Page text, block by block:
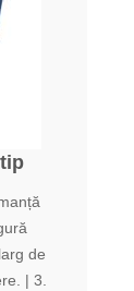
de
| 3.